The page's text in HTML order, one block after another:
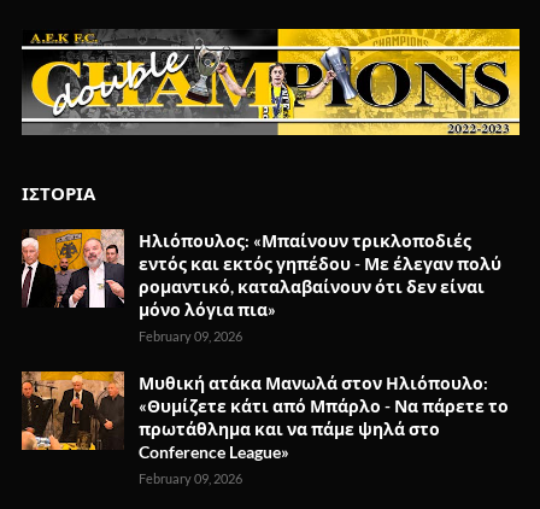
ΙΣΤΟΡΙΑ
Ηλιόπουλος: «Μπαίνουν τρικλοποδιές
εντός και εκτός γηπέδου - Με έλεγαν πολύ
ρομαντικό, καταλαβαίνουν ότι δεν είναι
μόνο λόγια πια»
February 09, 2026
Μυθική ατάκα Μανωλά στον Ηλιόπουλο:
«Θυμίζετε κάτι από Μπάρλο - Να πάρετε το
πρωτάθλημα και να πάμε ψηλά στο
Conference League»
February 09, 2026